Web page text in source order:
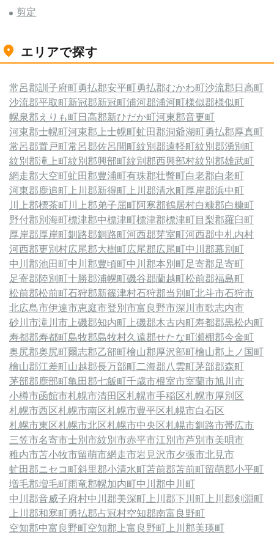
剪定
エリアで探す
常呂郡訓子府町勇払郡安平町勇払郡むかわ町沙流郡日高町
沙流郡平取町新冠郡新冠町浦河郡浦河町様似郡様似町
幌泉郡えりも町日高郡新ひだか町河東郡音更町
河東郡士幌町河東郡上士幌町虻田郡洞爺湖町勇払郡厚真町
常呂郡置戸町常呂郡佐呂間町紋別郡遠軽町紋別郡湧別町
紋別郡滝上町紋別郡興部町紋別郡西興部村紋別郡雄武町
網走郡大空町虻田郡豊浦町有珠郡壮瞥町白老郡白老町
河東郡鹿追町上川郡新得町上川郡清水町厚岸郡浜中町
川上郡標茶町川上郡弟子屈町阿寒郡鶴居村白糠郡白糠町
野付郡別海町標津郡中標津町標津郡標津町目梨郡羅臼町
厚岸郡厚岸町釧路郡釧路町河西郡芽室町河西郡中札内村
河西郡更別村広尾郡大樹町広尾郡広尾町中川郡幕別町
中川郡池田町中川郡豊頃町中川郡本別町足寄郡足寄町
足寄郡陸別町十勝郡浦幌町磯谷郡蘭越町松前郡福島町
松前郡松前町石狩郡新篠津村石狩郡当別町北斗市石狩市
北広島市伊達市恵庭市登別市富良野市深川市歌志内市
砂川市滝川市上磯郡知内町上磯郡木古内町寿都郡黒松内町
寿都郡寿都町島牧郡島牧村久遠郡せたな町瀬棚郡今金町
奥尻郡奥尻町爾志郡乙部町檜山郡厚沢部町檜山郡上ノ国町
檜山郡江差町山越郡長万部町二海郡八雲町茅部郡森町
茅部郡鹿部町亀田郡七飯町千歳市根室市室蘭市旭川市
小樽市函館市札幌市清田区札幌市手稲区札幌市厚別区
札幌市西区札幌市南区札幌市豊平区札幌市白石区
札幌市東区札幌市北区札幌市中央区札幌市釧路市帯広市
三笠市名寄市士別市紋別市赤平市江別市芦別市美唄市
稚内市苫小牧市留萌市網走市岩見沢市夕張市北見市
虻田郡ニセコ町斜里郡小清水町苫前郡苫前町留萌郡小平町
増毛郡増毛町雨竜郡幌加内町中川郡中川町
中川郡音威子府村中川郡美深町上川郡下川町上川郡剣淵町
上川郡和寒町勇払郡占冠村空知郡南富良野町
空知郡中富良野町空知郡上富良野町上川郡美瑛町